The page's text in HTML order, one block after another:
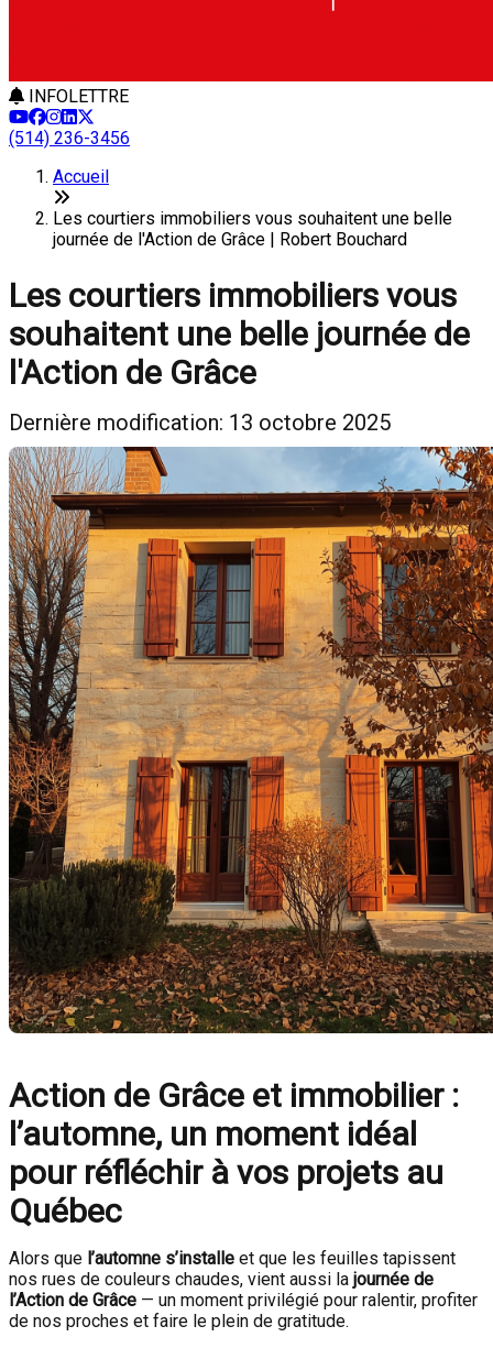
INFOLETTRE
(514) 236-3456
Accueil
Les courtiers immobiliers vous souhaitent une belle
journée de l'Action de Grâce | Robert Bouchard
Les courtiers immobiliers vous
souhaitent une belle journée de
l'Action de Grâce
Dernière modification: 13 octobre 2025
Action de Grâce et immobilier :
l’automne, un moment idéal
pour réfléchir à vos projets au
Québec
Alors que l’automne s’installe et que les feuilles tapissent
nos rues de couleurs chaudes, vient aussi la journée de
l’Action de Grâce — un moment privilégié pour ralentir, profiter
de nos proches et faire le plein de gratitude.